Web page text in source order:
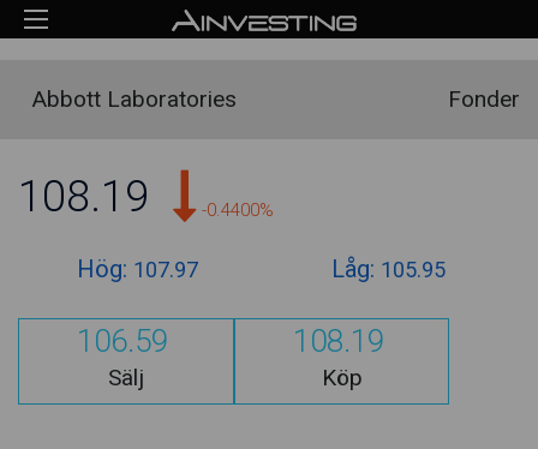
Abbott Laboratories Fonder
108.19 -0.4400%
Hög: 107.97 Låg: 105.95
106.59
Sälj
108.19
Köp